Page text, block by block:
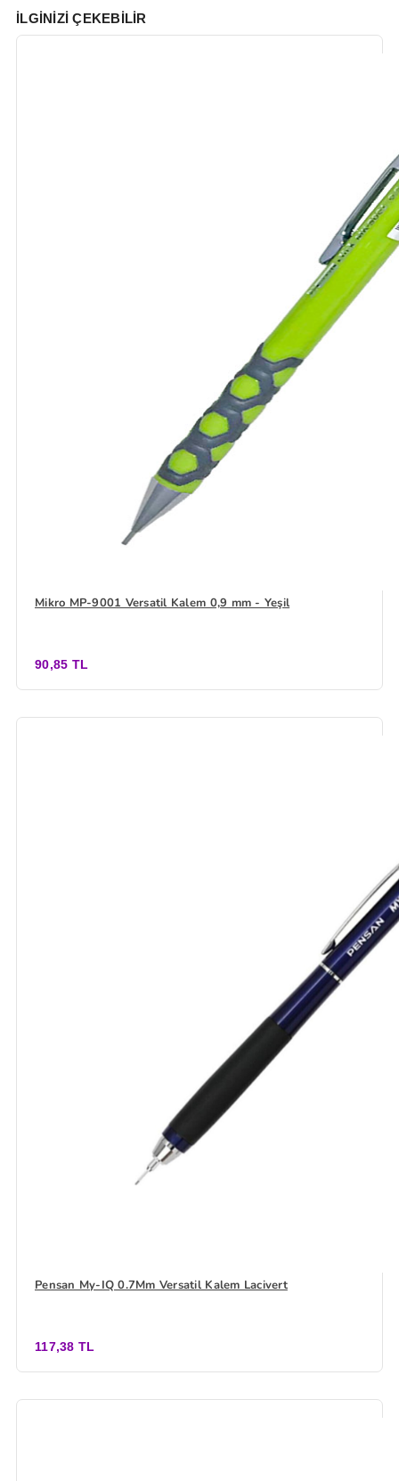
İLGINIZI ÇEKEBILIR
Mikro MP-9001 Versatil Kalem 0,9 mm - Yeşil
90,85 TL
Pensan My-IQ 0.7Mm Versatil Kalem Lacivert
117,38 TL